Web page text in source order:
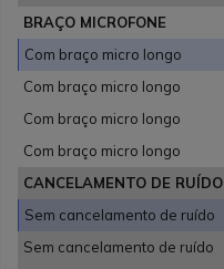
BRAÇO MICROFONE
Com braço micro longo
Com braço micro longo
Com braço micro longo
Com braço micro longo
CANCELAMENTO DE RUÍDO
Sem cancelamento de ruído
Sem cancelamento de ruído